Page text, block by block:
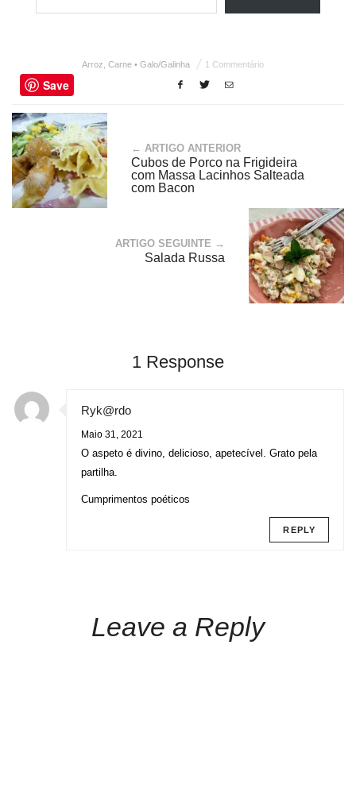
Arroz Carne • Galo/Galinha 1 Commentário
Save
← ARTIGO ANTERIOR
Cubos de Porco na Frigideira
com Massa Lacinhos Salteada
com Bacon
ARTIGO SEGUINTE →
Salada Russa
1 Response
Ryk@rdo
Maio 31, 2021
O aspeto é divino, delicioso, apetecível. Grato pela
partilha.
Cumprimentos poéticos
REPLY
Leave a Reply